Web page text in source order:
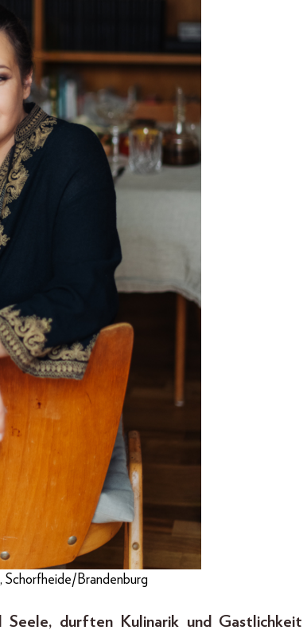
Brandenburg
durften Kulinarik und Gastlichkeit